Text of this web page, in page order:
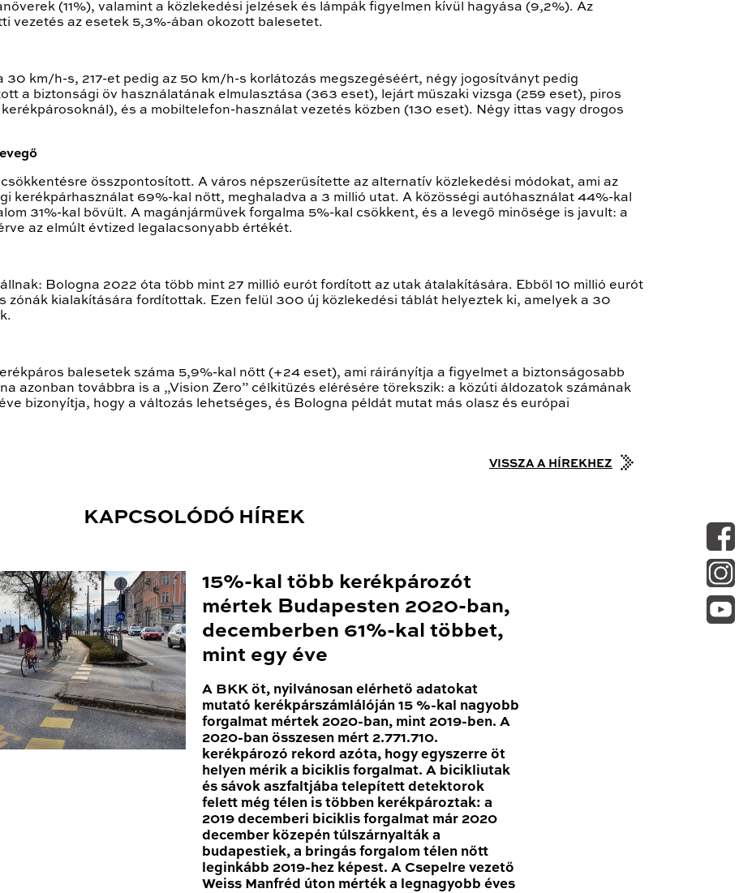
(11%), valamint a közlekedési jelzések és lámpák figyelmen kívül hagyása (9,2%). Az
vezetés az esetek 5,3%-ában okozott balesetet.
km/h-s, 217-et pedig az 50 km/h-s korlátozás megszegéséért, négy jogosítványt pedig
a biztonsági öv használatának elmulasztása (363 eset), lejárt műszaki vizsga (259 eset), piros
és a mobiltelefon-használat vezetés közben (130 eset). Négy ittas vagy drogos
összpontosított. A város népszerűsítette az alternatív közlekedési módokat, ami az
kerékpárhasználat 69%-kal nőtt, meghaladva a 3 millió utat. A közösségi autóhasználat 44%-kal
31%-kal bővült. A magánjárművek forgalma 5%-kal csökkent, és a levegő minősége is javult: a
az elmúlt évtized legalacsonyabb értékét.
Bologna 2022 óta több mint 27 millió eurót fordított az utak átalakítására. Ebből 10 millió eurót
zónák kialakítására fordítottak. Ezen felül 300 új közlekedési táblát helyeztek ki, amelyek a 30
balesetek száma 5,9%-kal nőtt (+24 eset), ami ráirányítja a figyelmet a biztonságosabb
azonban továbbra is a „Vision Zero” célkitűzés elérésére törekszik: a közúti áldozatok számának
bizonyítja, hogy a változás lehetséges, és Bologna példát mutat más olasz és európai
VISSZA A HÍREKHEZ
KAPCSOLÓDÓ HÍREK
15%-kal több kerékpározót
mértek Budapesten 2020-ban,
decemberben 61%-kal többet,
mint egy éve
A BKK öt, nyilvánosan elérhető adatokat
mutató kerékpárszámlálóján 15 %-kal nagyobb
forgalmat mértek 2020-ban, mint 2019-ben. A
2020-ban összesen mért 2.771.710.
kerékpározó rekord azóta, hogy egyszerre öt
helyen mérik a biciklis forgalmat. A bicikliutak
és sávok aszfaltjába telepített detektorok
felett még télen is többen kerékpároztak: a
2019 decemberi biciklis forgalmat már 2020
december közepén túlszárnyalták a
budapestiek, a bringás forgalom télen nőtt
leginkább 2019-hez képest. A Csepelre vezető
Weiss Manfréd úton mérték a legnagyobb éves